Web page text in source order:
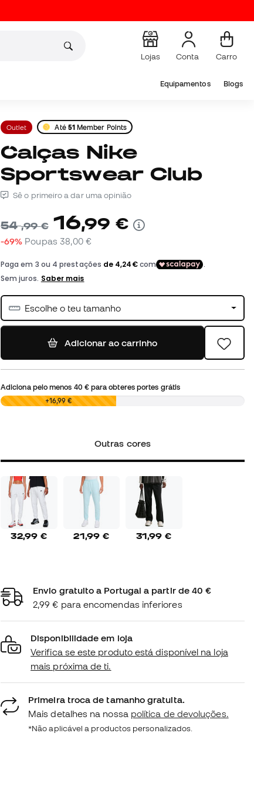
Lojas Conta Carro
Equipamentos Blogs
Outlet Até 51Member Points
Calças Nike
Sportswear Club
Sê o primeiro a dar uma opinião
54,99 € 16,99 €
-69% Poupas 38,00 €
Escolhe o teu tamanho
Adicionar ao carrinho
Adiciona pelo menos 40 €para obteres portes grátis
0,00 € +16,99 €
Outras cores
32,99 € 21,99 € 31,99 €
Envio gratuito a Portugal a partir de 40 €
2,99 € para encomendas inferiores
Disponibilidade em loja
Verifica se este produto está disponível na loja
mais próxima de ti.
Primeira troca de tamanho gratuita.
Mais detalhes na nossa política de devoluções.
*Não aplicável a productos personalizados.